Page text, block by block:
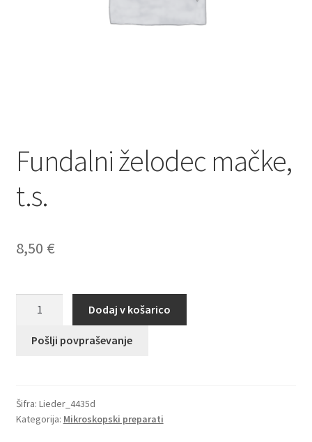
Fundalni želodec mačke,
t.s.
8,50 €
mačke,
Dodaj v košarico
Pošlji povpraševanje
Šifra: Lieder_4435d
Kategorija: Mikroskopski preparati